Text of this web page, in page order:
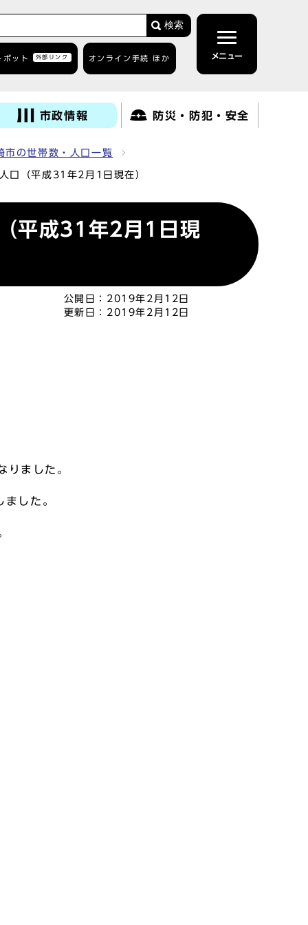
検索
ボット 外部リンク オンライン手続 ほか メニュー
市政情報 防災・防犯・安全
市の世帯数・人口一覧
口（平成31年2月1日現在）
平成31年2月1日現
公開日： 2019年2月12日
更新日： 2019年2月12日
ました。
した。